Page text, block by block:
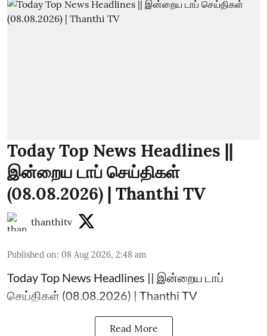
Today Top News Headlines ||
இன்றைய டாப் செய்திகள்
(08.08.2026) | Thanthi TV
thanthitv
Published on: 08 Aug 2026, 2:48 am
Today Top News Headlines || இன்றைய டாப்
செய்திகள் (08.08.2026) | Thanthi TV
Read More